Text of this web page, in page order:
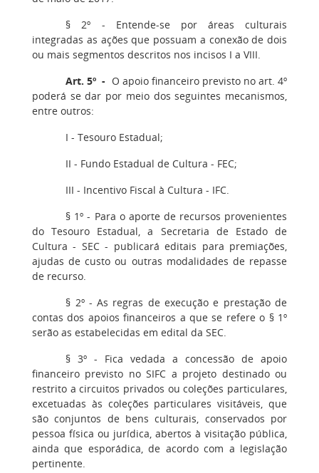
§ 2º - Entende-se por áreas culturais
integradas as ações que possuam a conexão de dois
ou mais segmentos descritos nos incisos I a VIII.
Art. 5º - O apoio financeiro previsto no art. 4º
poderá se dar por meio dos seguintes mecanismos,
entre outros:
I - Tesouro Estadual;
II - Fundo Estadual de Cultura - FEC;
III - Incentivo Fiscal à Cultura - IFC.
§ 1º - Para o aporte de recursos provenientes
do Tesouro Estadual, a Secretaria de Estado de
Cultura - SEC - publicará editais para premiações,
ajudas de custo ou outras modalidades de repasse
de recurso.
§ 2º - As regras de execução e prestação de
contas dos apoios financeiros a que se refere o § 1º
serão as estabelecidas em edital da SEC.
§ 3º - Fica vedada a concessão de apoio
financeiro previsto no SIFC a projeto destinado ou
restrito a circuitos privados ou coleções particulares,
excetuadas às coleções particulares visitáveis, que
são conjuntos de bens culturais, conservados por
pessoa física ou jurídica, abertos à visitação pública,
ainda que esporádica, de acordo com a legislação
pertinente.